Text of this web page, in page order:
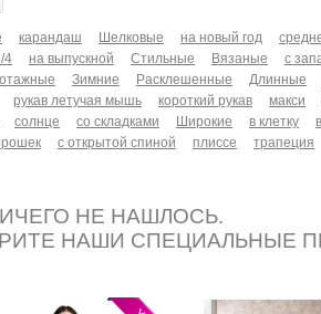
карандаш Шелковые на новый год
4 на выпускной Стильные Вязаные с
Зимние Расклешенные Длинные
рукав летучая мышь короткий рукав макси
солнце со складками Широкие в клетку
с открытой спиной плиссе трапеция
НЕ НАШЛОСЬ.
НАШИ СПЕЦИАЛЬНЫЕ